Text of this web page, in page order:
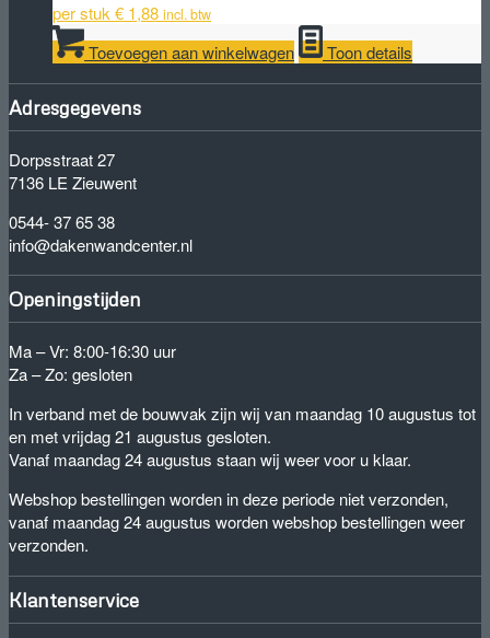
per stuk€ 1,88 incl. btw
Toevoegen aan winkelwagen Toon details
Adresgegevens
Dorpsstraat 27
7136 LE Zieuwent
0544- 37 65 38
info@dakenwandcenter.nl
Openingstijden
Ma – Vr: 8:00-16:30 uur
Za – Zo: gesloten
In verband met de bouwvak zijn wij van maandag 10 augustus tot
en met vrijdag 21 augustus gesloten.
Vanaf maandag 24 augustus staan wij weer voor u klaar.
Webshop bestellingen worden in deze periode niet verzonden,
vanaf maandag 24 augustus worden webshop bestellingen weer
verzonden.
Klantenservice